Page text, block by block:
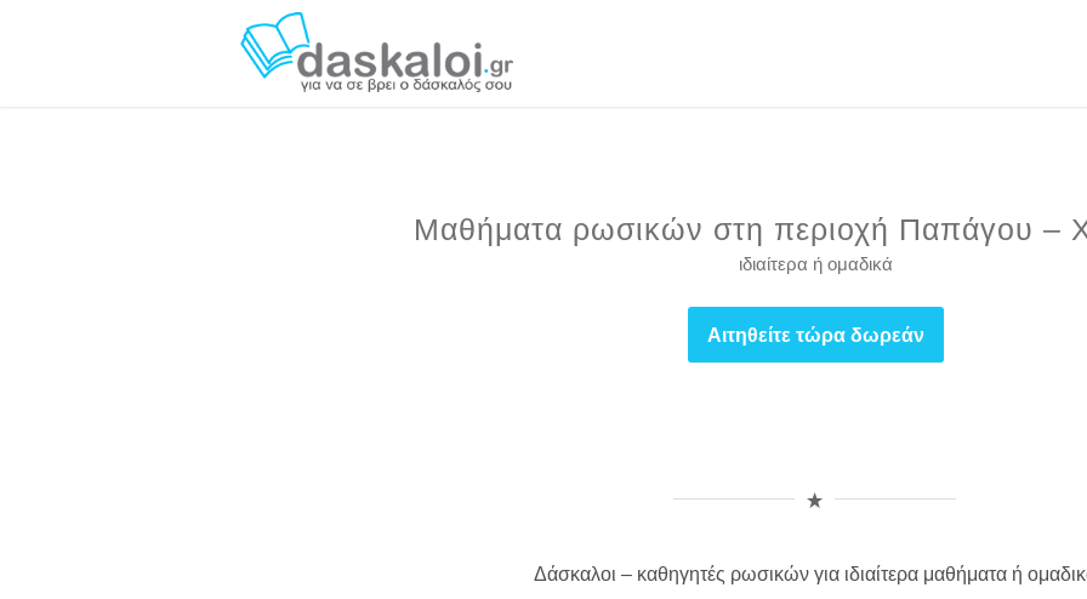
Μαθήματα ρωσικών στη περιοχή Παπάγου –
ιδιαίτερα ή ομαδικά
Αιτηθείτε τώρα δωρεάν
Δάσκαλοι – καθηγητές ρωσικών για ιδιαίτερα μαθήματα ή